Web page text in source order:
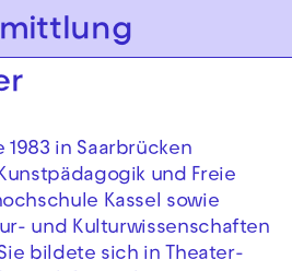
springen
in Saarbrücken
und Freie
Kassel sowie
und Kulturwissenschaften
bildete sich in Theater-